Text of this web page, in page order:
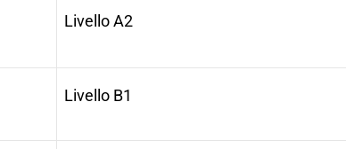
Livello A2
Livello B1